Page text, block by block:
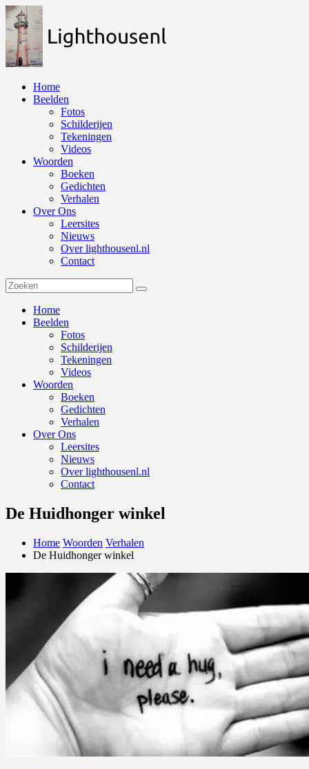
Naar
de
inhoud
springen
Home
Beelden
Fotos
Schilderijen
Tekeningen
Videos
Woorden
Boeken
Gedichten
Verhalen
Over Ons
Leersites
Nieuws
Over lighthousenl.nl
Contact
Home
Beelden
Fotos
Schilderijen
Tekeningen
Videos
Woorden
Boeken
Gedichten
Verhalen
Over Ons
Leersites
Nieuws
Over lighthousenl.nl
Contact
De Huidhonger winkel
Home Woorden Verhalen
De Huidhonger winkel